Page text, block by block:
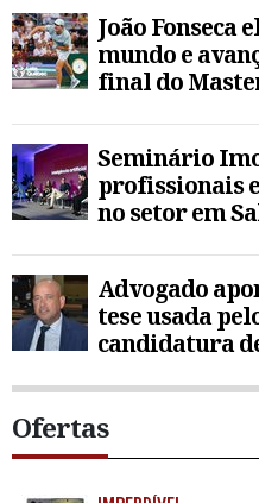
João Fonseca
mundo e
final do
Seminário
profissionais
no setor em
Advogado
tese usada
candidatura
Ofertas